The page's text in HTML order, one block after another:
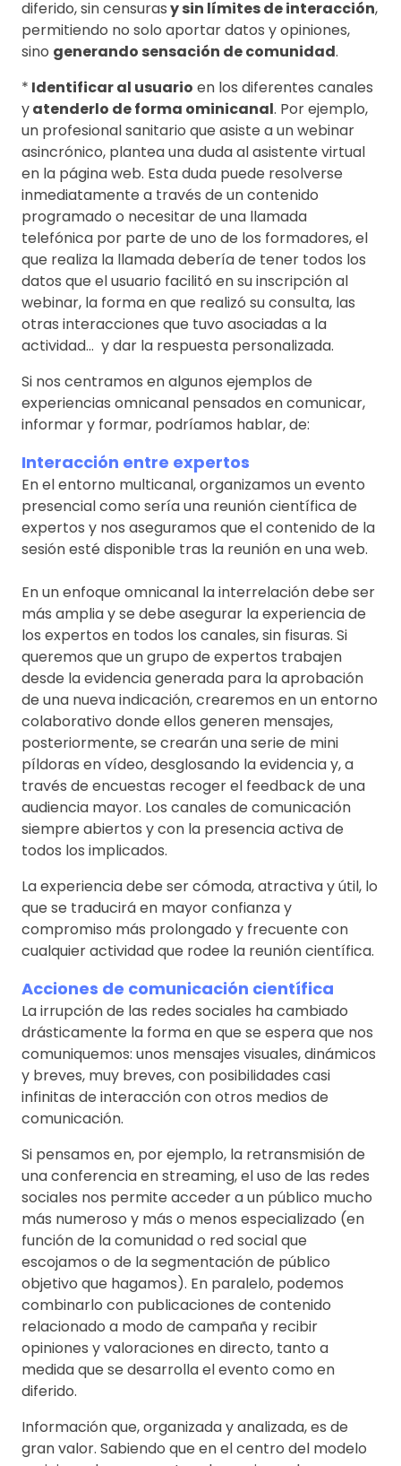
diferido, sin censurasy sin límites de interacción,
permitiendo no solo aportar datos y opiniones,
sino generando sensación de comunidad.
* Identificar al usuario en los diferentes canales
yatenderlo de forma ominicanal. Por ejemplo,
un profesional sanitario que asiste a un webinar
asincrónico, plantea una duda al asistente virtual
en la página web. Esta duda puede resolverse
inmediatamente a través de un contenido
programado o necesitar de una llamada
telefónica por parte de uno de los formadores, el
que realiza la llamada debería de tener todos los
datos que el usuario facilitó en su inscripción al
webinar, la forma en que realizó su consulta, las
otras interacciones que tuvo asociadas a la
actividad… y dar la respuesta personalizada.
Si nos centramos en algunos ejemplos de
experiencias omnicanal pensados en comunicar,
informar y formar, podríamos hablar, de:
Interacción entre expertos
En el entorno multicanal, organizamos un evento
presencial como sería una reunión científica de
expertos y nos aseguramos que el contenido de la
sesión esté disponible tras la reunión en una web.
En un enfoque omnicanal la interrelación debe ser
más amplia y se debe asegurar la experiencia de
los expertos en todos los canales, sin fisuras. Si
queremos que un grupo de expertos trabajen
desde la evidencia generada para la aprobación
de una nueva indicación, crearemos en un entorno
colaborativo donde ellos generen mensajes,
posteriormente, se crearán una serie de mini
píldoras en vídeo, desglosando la evidencia y, a
través de encuestas recoger el feedback de una
audiencia mayor. Los canales de comunicación
siempre abiertos y con la presencia activa de
todos los implicados.
La experiencia debe ser cómoda, atractiva y útil, lo
que se traducirá en mayor confianza y
compromiso más prolongado y frecuente con
cualquier actividad que rodee la reunión científica.
Acciones de comunicación científica
La irrupción de las redes sociales ha cambiado
drásticamente la forma en que se espera que nos
comuniquemos: unos mensajes visuales, dinámicos
y breves, muy breves, con posibilidades casi
infinitas de interacción con otros medios de
comunicación.
Si pensamos en, por ejemplo, la retransmisión de
una conferencia en streaming, el uso de las redes
sociales nos permite acceder a un público mucho
más numeroso y más o menos especializado (en
función de la comunidad o red social que
escojamos o de la segmentación de público
objetivo que hagamos). En paralelo, podemos
combinarlo con publicaciones de contenido
relacionado a modo de campaña y recibir
opiniones y valoraciones en directo, tanto a
medida que se desarrolla el evento como en
diferido.
Información que, organizada y analizada, es de
gran valor. Sabiendo que en el centro del modelo